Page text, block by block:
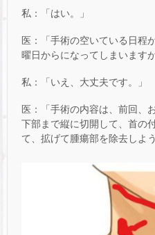
私：「はい。」
医：「手術の空いている日程
曜日からになってしまいます
私：「いえ、大丈夫です。」
医：「手術の内容は、前回、
下部まで縦に切開して、首の
て、拡げて腫瘍部を除去しよ